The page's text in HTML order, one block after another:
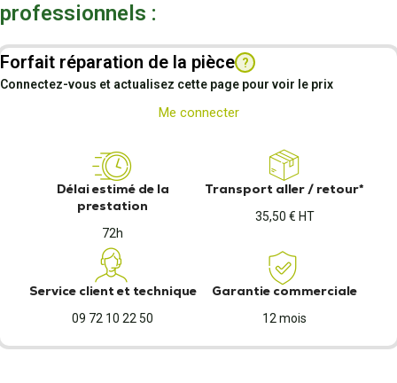
professionnels :
Forfait réparation de la pièce ?
Connectez-vous et actualisez cette page pour voir le prix
Me connecter
Délai estimé de la
prestation
72h
Transport aller / retour*
35,50 € HT
Service client et technique
09 72 10 22 50
Garantie commerciale
12 mois